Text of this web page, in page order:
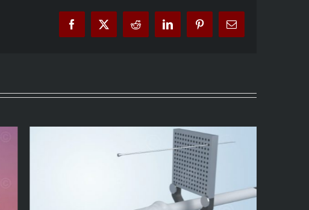
Facebook
X Reddit LinkedInPinterestEmail